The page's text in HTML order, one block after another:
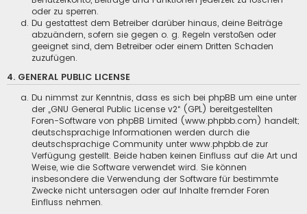
oder zu sperren.
Du gestattest dem Betreiber darüber hinaus, deine Beiträge
abzuändern, sofern sie gegen o. g. Regeln verstoßen oder
geeignet sind, dem Betreiber oder einem Dritten Schaden
zuzufügen.
4. GENERAL PUBLIC LICENSE
Du nimmst zur Kenntnis, dass es sich bei phpBB um eine unter
der „GNU General Public License v2“ (GPL) bereitgestellten
Foren-Software von phpBB Limited (www.phpbb.com) handelt;
deutschsprachige Informationen werden durch die
deutschsprachige Community unter www.phpbb.de zur
Verfügung gestellt. Beide haben keinen Einfluss auf die Art und
Weise, wie die Software verwendet wird. Sie können
insbesondere die Verwendung der Software für bestimmte
Zwecke nicht untersagen oder auf Inhalte fremder Foren
Einfluss nehmen.